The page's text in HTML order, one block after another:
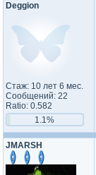
Deggion
Стаж: 10 лет 6 мес.
Сообщений: 22
Ratio: 0.582
1.1%
JMARSH